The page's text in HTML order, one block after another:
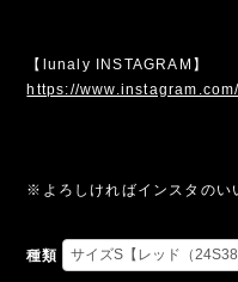
【lunaly INSTAGRAM】
https://
※よろしければインスタのい
種類